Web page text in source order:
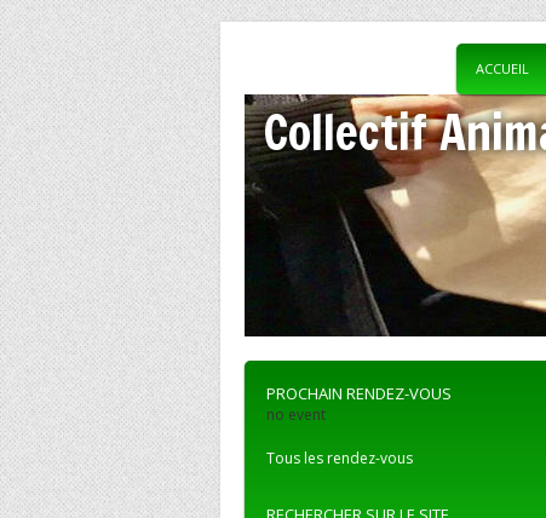
ACCUEIL
Collectif
PROCHAIN RENDEZ-VOUS
no event
Tous les rendez-vous